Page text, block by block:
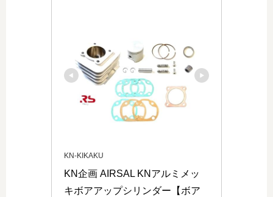
KN-KIKAKU
KN企画 AIRSAL KNアルミメッ
キボアアップシリンダー【ボア